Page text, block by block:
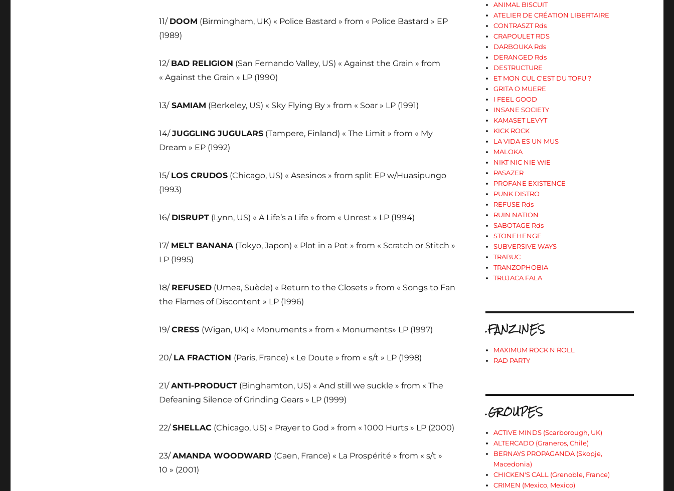
11/ DOOM (Birmingham, UK) « Police Bastard » from « Police Bastard » EP
(1989)
12/ BAD RELIGION (San Fernando Valley, US) « Against the Grain » from
« Against the Grain » LP (1990)
13/SAMIAM (Berkeley, US) « Sky Flying By » from « Soar » LP (1991)
14/JUGGLING JUGULARS(Tampere, Finland) « The Limit » from « My
Dream » EP (1992)
15/ LOS CRUDOS(Chicago, US) « Asesinos » from split EP w/Huasipungo
(1993)
16/ DISRUPT(Lynn, US) « A Life’s a Life » from « Unrest » LP (1994)
17/MELT BANANA(Tokyo, Japon) « Plot in a Pot » from « Scratch or Stitch »
LP (1995)
18/ REFUSED(Umea, Suède) « Return to the Closets » from « Songs to Fan
the Flames of Discontent » LP (1996)
19/CRESS (Wigan, UK) « Monuments » from « Monuments» LP (1997)
20/ LA FRACTION (Paris, France) « Le Doute » from « s/t » LP (1998)
21/ANTI-PRODUCT(Binghamton, US) « And still we suckle » from « The
Defeaning Silence of Grinding Gears » LP (1999)
22/SHELLAC (Chicago, US) « Prayer to God » from « 1000 Hurts » LP (2000)
23/AMANDA WOODWARD (Caen, France) « La Prospérité » from « s/t »
10 » (2001)
ANIMAL BISCUIT
ATELIER DE CRÉATION LIBERTAIRE
CONTRASZT Rds
CRAPOULET RDS
DARBOUKA Rds
DERANGED Rds
DESTRUCTURE
ET MON CUL C'EST DU TOFU ?
GRITA O MUERE
I FEEL GOOD
INSANE SOCIETY
KAMASET LEVYT
KICK ROCK
LA VIDA ES UN MUS
MALOKA
NIKT NIC NIE WIE
PASAZER
PROFANE EXISTENCE
PUNK DISTRO
REFUSE Rds
RUIN NATION
SABOTAGE Rds
STONEHENGE
SUBVERSIVE WAYS
TRABUC
TRANZOPHOBIA
TRUJACA FALA
.FANZINES
MAXIMUM ROCK N ROLL
RAD PARTY
.GROUPES
ACTIVE MINDS (Scarborough, UK)
ALTERCADO (Graneros, Chile)
BERNAYS PROPAGANDA (Skopje,
Macedonia)
CHICKEN'S CALL (Grenoble, France)
CRIMEN (Mexico, Mexico)